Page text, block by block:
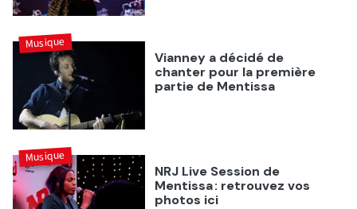
Vianney a décidé de
chanter pour la première
partie de Mentissa
Musique
NRJ Live Session de
Mentissa : retrouvez vos
photos ici
Musique